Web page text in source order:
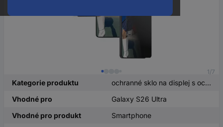
1/7
Kategorie produktu
ochranné sklo na displej s ochranou soukromí
Vhodné pro
Galaxy S26 Ultra
Vhodné pro produkt
Smartphone